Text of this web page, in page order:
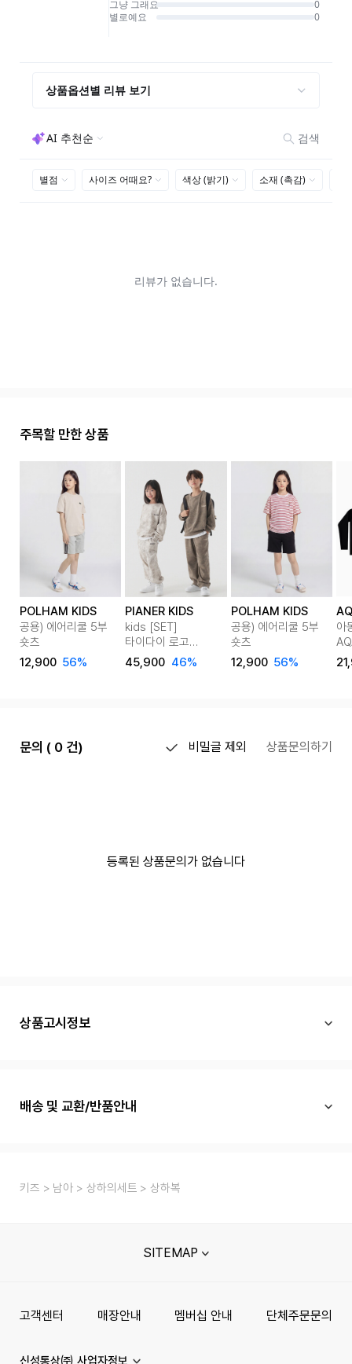
주목할 만한 상품
POLHAM KIDS
공용) 에어리쿨 5부
숏츠
12,900 56%
PIANER KIDS
kids [SET]
타이다이 로고
맨투맨&스트링 팬츠
셋업 2color
45,900 46%
POLHAM KIDS
공용) 에어리쿨 5부
숏츠
12,900 56%
아
반
문의 ( 0 건) 비밀글 제외 상품문의하기
등록된 상품문의가 없습니다
상품고시정보
배송 및 교환/반품안내
키즈 남아 상하의세트 상하복
SITEMAP
고객센터 매장안내 멤버십 안내 단체주문문의
신성통상㈜ 사업자정보